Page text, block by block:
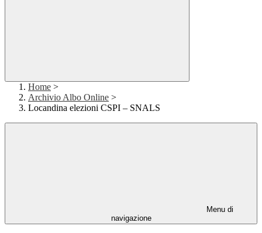
Home >
Archivio Albo Online >
Locandina elezioni CSPI – SNALS
Menu di
navigazione